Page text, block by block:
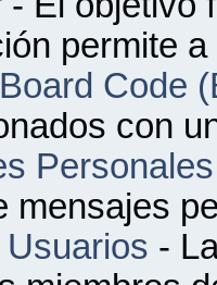
permite
Code
con
Personales
mensajes
-